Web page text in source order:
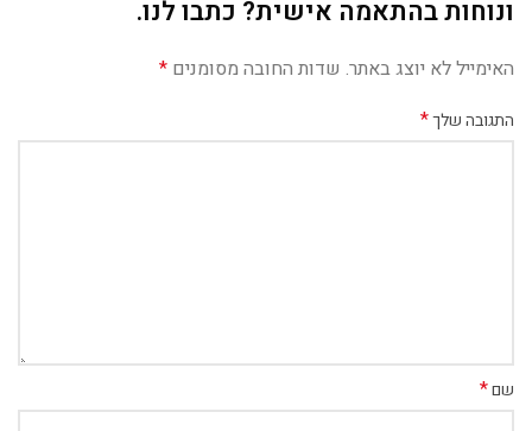
ונוחות בהתאמה אישית? כתבו לנו.
האימייל לא יוצג באתר. שדות החובה מסומנים *
התגובה שלך*
שם*